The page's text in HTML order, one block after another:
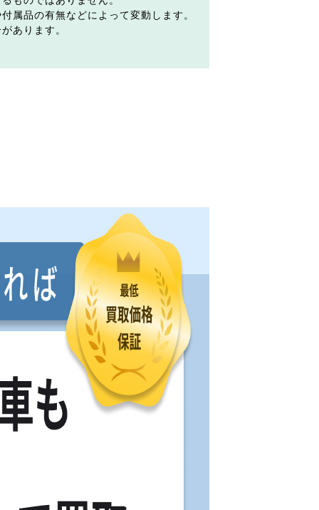
属品の有無などによって変動します。
あります。